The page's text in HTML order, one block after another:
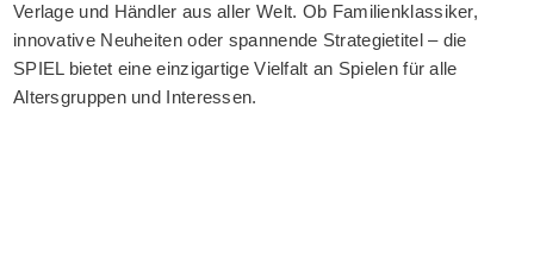
Verlage und Händler aus aller Welt. Ob Familienklassiker,
innovative Neuheiten oder spannende Strategietitel – die
SPIEL bietet eine einzigartige Vielfalt an Spielen für alle
Altersgruppen und Interessen.